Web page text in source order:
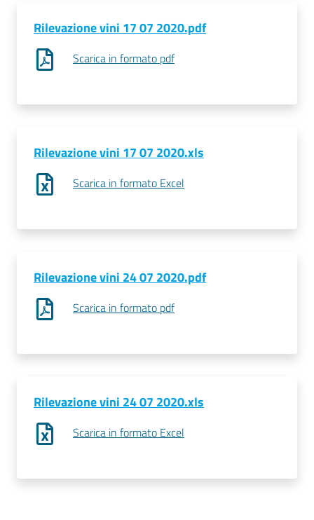
Contatti
Sala
Seguici
Rilevazione vini 17 07 2020.pdf
Scarica in formato pdf
Rilevazione vini 17 07 2020.xls
Scarica in formato Excel
Rilevazione vini 24 07 2020.pdf
Scarica in formato pdf
Rilevazione vini 24 07 2020.xls
Scarica in formato Excel